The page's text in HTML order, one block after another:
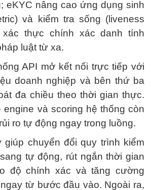
eKYC nâng cao ứng dụng sinh
và kiểm tra sống (liveness
xác thực chính xác danh tính
luật từ xa.
API mở kết nối trực tiếp với
doanh nghiệp và bên thứ ba
đa chiều theo thời gian thực.
engine và scoring hệ thống còn
ro tự động ngay trong luồng.
chuyển đổi quy trình kiểm
tự động, rút ngắn thời gian
độ chính xác và tăng cường
từ bước đầu vào. Ngoài ra,